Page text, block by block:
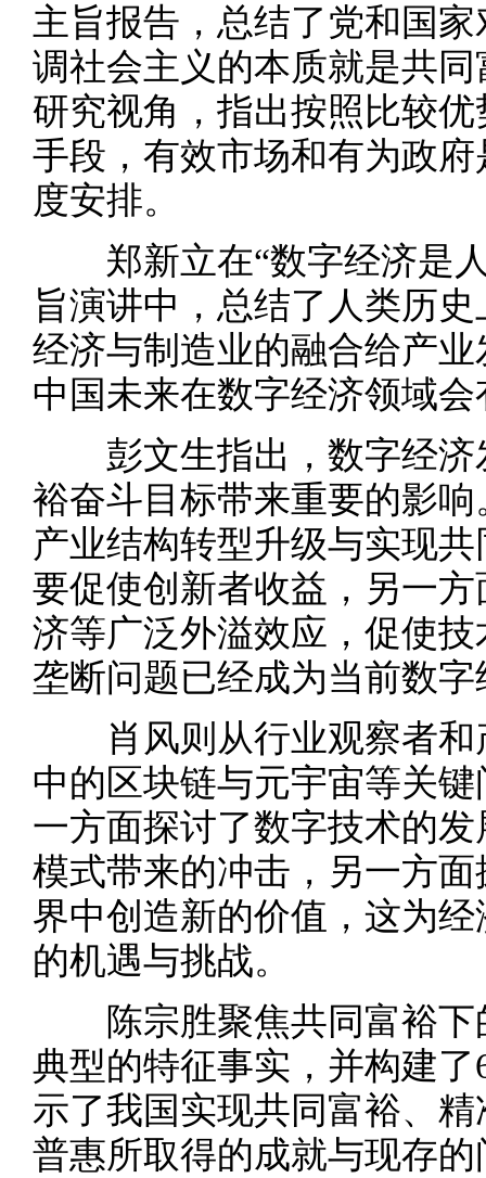
主旨报告，总结了党和国
调社会主义的本质就是共
研究视角，指出按照比较
手段，有效市场和有为政
度安排。
郑新立在“数字经济是人
旨演讲中，总结了人类历
经济与制造业的融合给产
中国未来在数字经济领域
彭文生指出，数字经济
裕奋斗目标带来重要的影
产业结构转型升级与实现
要促使创新者收益，另一
济等广泛外溢效应，促使
垄断问题已经成为当前数
肖风则从行业观察者和
中的区块链与元宇宙等关
一方面探讨了数字技术的
模式带来的冲击，另一方
界中创造新的价值，这为
的机遇与挑战。
陈宗胜聚焦共同富裕下
典型的特征事实，并构建
示了我国实现共同富裕、
普惠所取得的成就与现存